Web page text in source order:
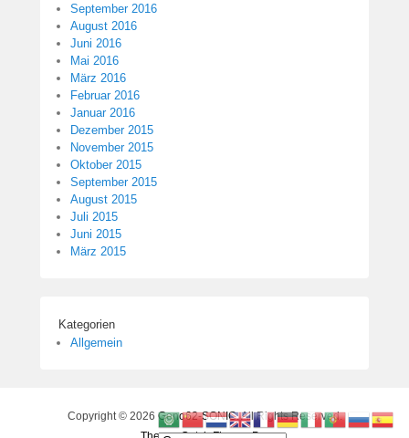
September 2016
August 2016
Juni 2016
Mai 2016
März 2016
Februar 2016
Januar 2016
Dezember 2015
November 2015
Oktober 2015
September 2015
August 2015
Juli 2015
Juni 2015
März 2015
Kategorien
Allgemein
Copyright © 2026 Geno62-SONIC. All Rights Reserved.